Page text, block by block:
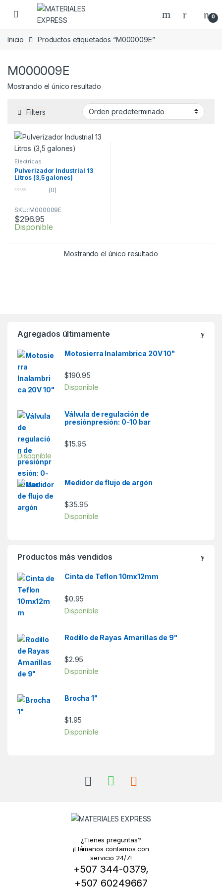
Skip to navigation
Skip to content
0
Inicio Productos etiquetados “M000009E”
M000009E
Mostrando el único resultado
Filters
Electricas
Pulverizador Industrial 13
Litros (3,5 galones)
u
t
o
f
(0)
SKU: M000009E
$296.95
Disponible
Mostrando el único resultado
Agregados últimamente
Motosierra Inalambrica 20V 10"
$190.95
Disponible
Válvula de regulación de
presiónpresión: 0-10 bar
$15.95
Disponible
Medidor de flujo de argón
$35.95
Disponible
Productos más vendidos
Cinta de Teflon 10mx12mm
$0.95
Disponible
Rodillo de Rayas Amarillas de 9"
$2.95
Disponible
Brocha 1"
$1.95
Disponible
¿Tienes preguntas?
¡Llámanos contamos con
servicio 24/7!
+507 344-0379,
+507 60249667